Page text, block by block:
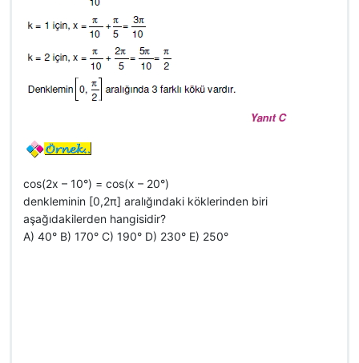
cos(2x – 10°) = cos(x – 20°)
denkleminin [0,2π] aralığındaki köklerinden biri
aşağıdakilerden hangisidir?
A) 40° B) 170° C) 190° D) 230° E) 250°